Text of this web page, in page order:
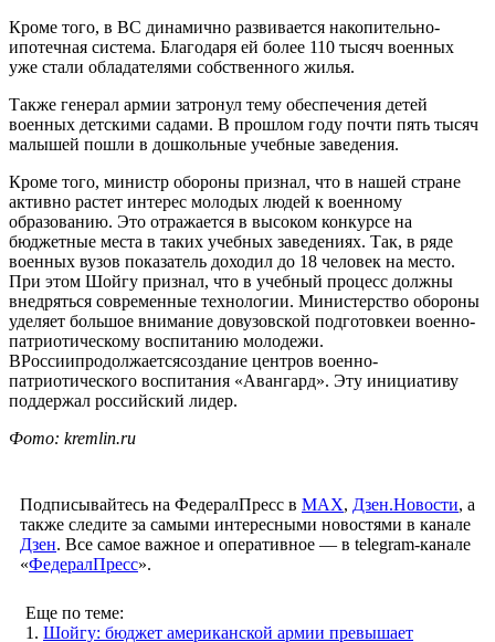
Кроме того, в ВС динамично развивается накопительно-
ипотечная система. Благодаря ей более 110 тысяч военных
уже стали обладателями собственного жилья.
Также генерал армии затронул тему обеспечения детей
военных детскими садами. В прошлом году почти пять тысяч
малышей пошли в дошкольные учебные заведения.
Кроме того, министр обороны признал, что в нашей стране
активно растет интерес молодых людей к военному
образованию. Это отражается в высоком конкурсе на
бюджетные места в таких учебных заведениях. Так, в ряде
военных вузов показатель доходил до 18 человек на место.
При этом Шойгу признал, что в учебный процесс должны
внедряться современные технологии. Министерство обороны
уделяет большое внимание довузовской подготовкеи военно-
патриотическому воспитанию молодежи.
ВРоссиипродолжаетсясоздание центров военно-
патриотического воспитания «Авангард». Эту инициативу
поддержал российский лидер.
Фото: kremlin.ru
Подписывайтесь на ФедералПресс в МАХ, Дзен.Новости, а
также следите за самыми интересными новостями в канале
Дзен. Все самое важное и оперативное — в telegram-канале
«ФедералПресс».
Еще по теме:
1. Шойгу: бюджет американской армии превышает